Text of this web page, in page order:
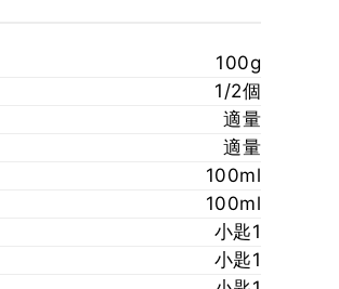
100g
1/2個
適量
適量
100ml
100ml
小匙1
小匙1